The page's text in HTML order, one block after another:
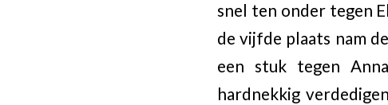
snel ten onder tegen
de vijfde plaats nam
een stuk tegen
hardnekkig